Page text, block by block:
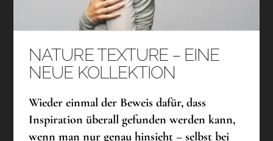
NATURE TEXTURE – EINE
NEUE KOLLEKTION
Wieder einmal der Beweis dafür, dass
Inspiration überall gefunden werden kann,
wenn man nur genau hinsieht – selbst bei